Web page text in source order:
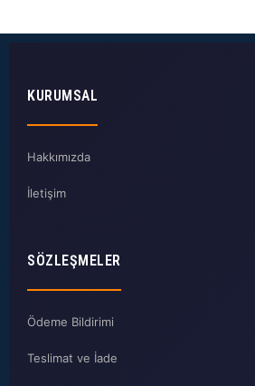
KURUMSAL
Hakkımızda
İletişim
SÖZLEŞMELER
Ödeme Bildirimi
Teslimat ve İade